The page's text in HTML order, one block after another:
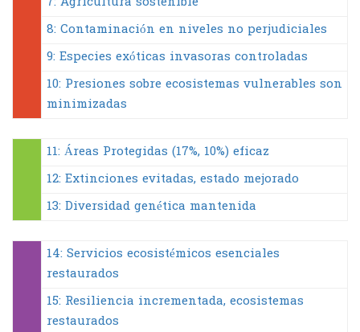
8: Contaminación en niveles no perjudiciales
9: Especies exóticas invasoras controladas
10: Presiones sobre ecosistemas vulnerables son
minimizadas
11: Áreas Protegidas (17%, 10%) eficaz
12: Extinciones evitadas, estado mejorado
13: Diversidad genética mantenida
14: Servicios ecosistémicos esenciales
restaurados
15: Resiliencia incrementada, ecosistemas
restaurados